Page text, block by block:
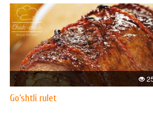
Go‘shtli rulet